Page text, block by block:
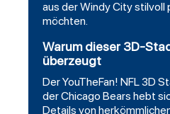
aus der Windy City stilvoll
möchten.
Warum dieser 3D-
überzeugt
Der YouTheFan! NFL 3D
der Chicago Bears hebt
Details von